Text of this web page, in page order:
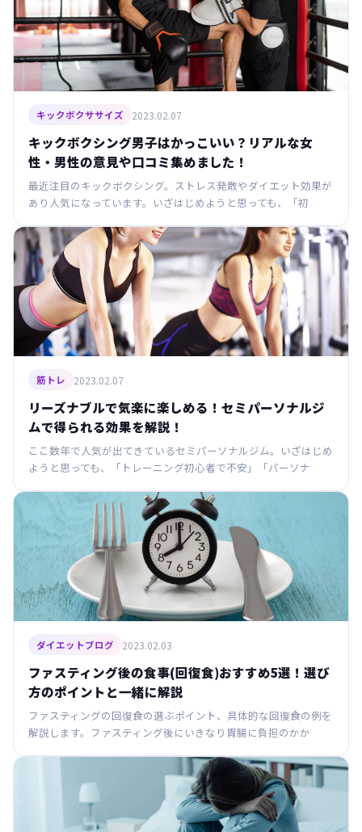
キックボクササイズ 2023.02.07
キックボクシング男子はかっこいい？リアルな女
性・男性の意見や口コミ集めました！
最近注目のキックボクシング。ストレス発散やダイエット効果が
あり人気になっています。いざはじめようと思っても、「初
筋トレ 2023.02.07
リーズナブルで気楽に楽しめる！セミパーソナルジ
ムで得られる効果を解説！
ここ数年で人気が出てきているセミパーソナルジム。いざはじめ
ようと思っても、「トレーニング初心者で不安」「パーソナ
ダイエットブログ 2023.02.03
ファスティング後の食事(回復食)おすすめ5選！選び
方のポイントと一緒に解説
ファスティングの回復食の選ぶポイント、具体的な回復食の例を
解説します。ファスティング後にいきなり胃腸に負担のかか